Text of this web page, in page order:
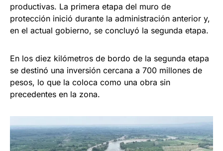
productivas. La primera etapa del muro de
protección inició durante la administración anterior y,
en el actual gobierno, se concluyó la segunda etapa.
En los diez kilómetros de bordo de la segunda etapa
se destinó una inversión cercana a 700 millones de
pesos, lo que la coloca como una obra sin
precedentes en la zona.